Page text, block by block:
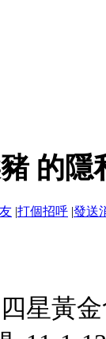
的
|打個招呼 |發送
四星黃